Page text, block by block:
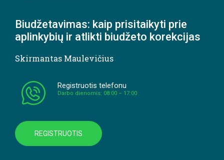
Biudžetavimas: kaip prisitaikyti prie
aplinkybių ir atlikti biudžeto korekcijas
Skirmantas Maulevičius
Registruotis telefonu
Darbo dienomis: 08:00 – 17:00
REGISTRUOTIS